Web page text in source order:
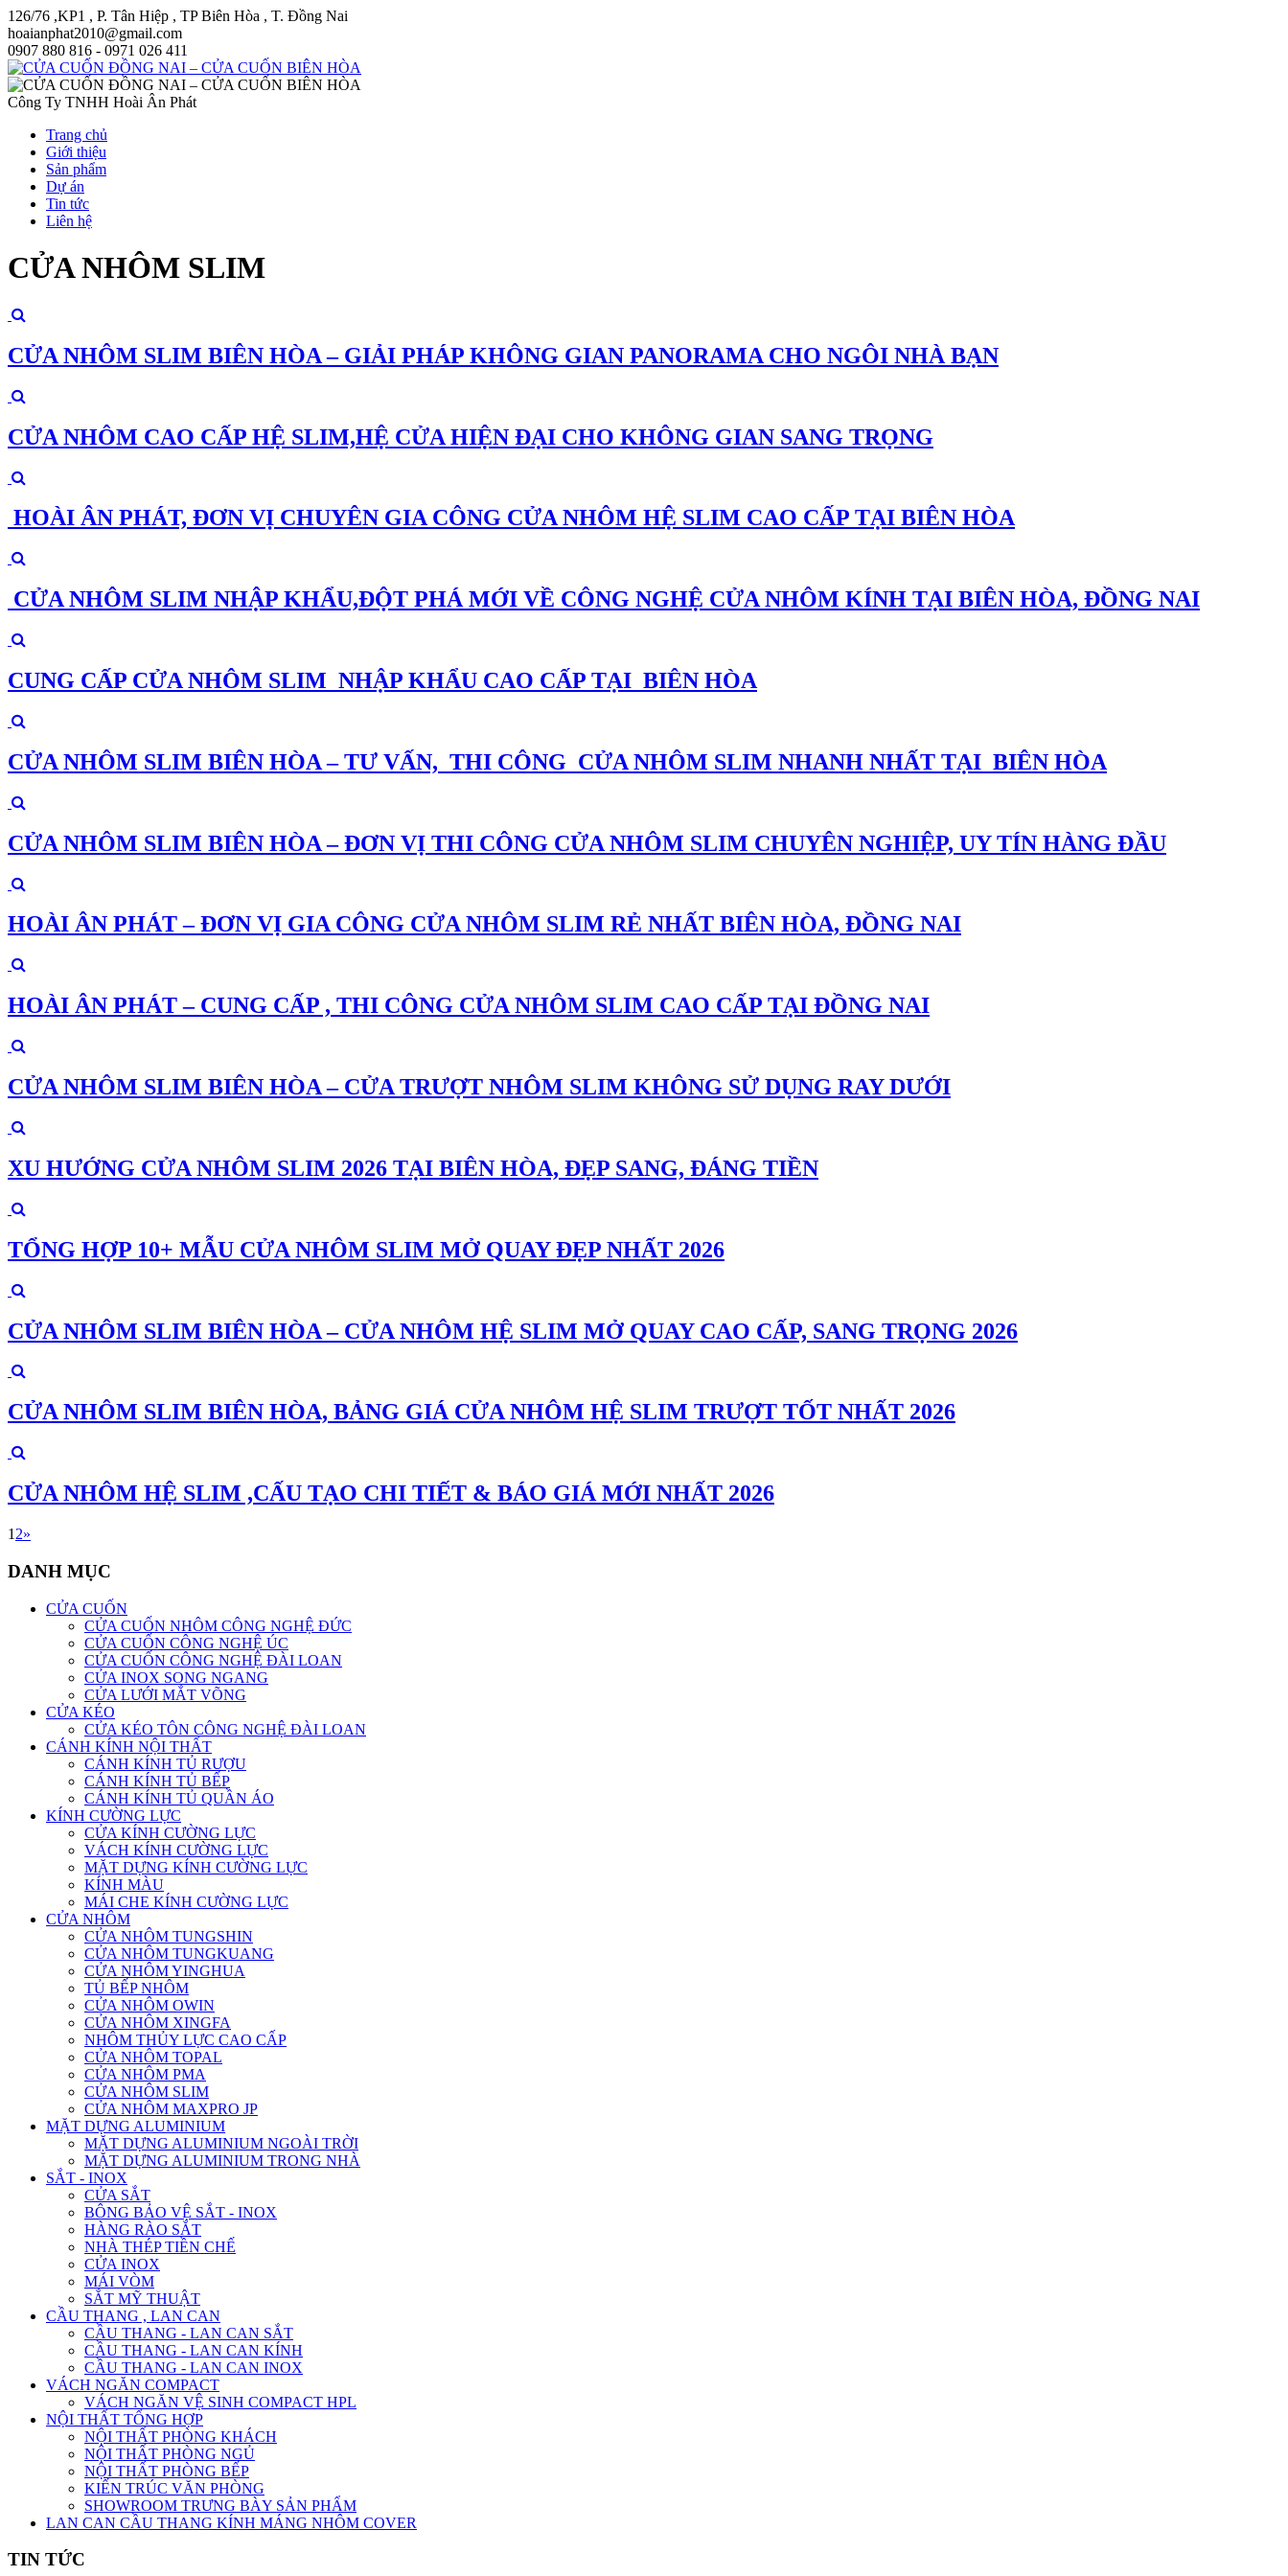
126/76 ,KP1 , P. Tân Hiệp , TP Biên Hòa , T. Đồng Nai
hoaianphat2010@gmail.com
0907 880 816 - 0971 026 411
Công Ty TNHH Hoài Ân Phát
Trang chủ
Giới thiệu
Sản phẩm
Dự án
Tin tức
Liên hệ
CỬA NHÔM SLIM
CỬA NHÔM SLIM BIÊN HÒA – GIẢI PHÁP KHÔNG GIAN PANORAMA CHO NGÔI NHÀ BẠN
CỬA NHÔM CAO CẤP HỆ SLIM,HỆ CỬA HIỆN ĐẠI CHO KHÔNG GIAN SANG TRỌNG
HOÀI ÂN PHÁT, ĐƠN VỊ CHUYÊN GIA CÔNG CỬA NHÔM HỆ SLIM CAO CẤP TẠI BIÊN HÒA
CỬA NHÔM SLIM NHẬP KHẨU,ĐỘT PHÁ MỚI VỀ CÔNG NGHỆ CỬA NHÔM KÍNH TẠI BIÊN HÒA, ĐỒNG NAI
CUNG CẤP CỬA NHÔM SLIM NHẬP KHẨU CAO CẤP TẠI BIÊN HÒA
CỬA NHÔM SLIM BIÊN HÒA – TƯ VẤN, THI CÔNG CỬA NHÔM SLIM NHANH NHẤT TẠI BIÊN HÒA
CỬA NHÔM SLIM BIÊN HÒA – ĐƠN VỊ THI CÔNG CỬA NHÔM SLIM CHUYÊN NGHIỆP, UY TÍN HÀNG ĐẦU
HOÀI ÂN PHÁT – ĐƠN VỊ GIA CÔNG CỬA NHÔM SLIM RẺ NHẤT BIÊN HÒA, ĐỒNG NAI
HOÀI ÂN PHÁT – CUNG CẤP , THI CÔNG CỬA NHÔM SLIM CAO CẤP TẠI ĐỒNG NAI
CỬA NHÔM SLIM BIÊN HÒA – CỬA TRƯỢT NHÔM SLIM KHÔNG SỬ DỤNG RAY DƯỚI
XU HƯỚNG CỬA NHÔM SLIM 2026 TẠI BIÊN HÒA, ĐẸP SANG, ĐÁNG TIỀN
TỔNG HỢP 10+ MẪU CỬA NHÔM SLIM MỞ QUAY ĐẸP NHẤT 2026
CỬA NHÔM SLIM BIÊN HÒA – CỬA NHÔM HỆ SLIM MỞ QUAY CAO CẤP, SANG TRỌNG 2026
CỬA NHÔM SLIM BIÊN HÒA, BẢNG GIÁ CỬA NHÔM HỆ SLIM TRƯỢT TỐT NHẤT 2026
CỬA NHÔM HỆ SLIM ,CẤU TẠO CHI TIẾT & BÁO GIÁ MỚI NHẤT 2026
1 2»
DANH MỤC
CỬA CUỐN
CỬA CUỐN NHÔM CÔNG NGHỆ ĐỨC
CỬA CUỐN CÔNG NGHỆ ÚC
CỬA CUỐN CÔNG NGHỆ ĐÀI LOAN
CỬA INOX SONG NGANG
CỬA LƯỚI MẮT VÕNG
CỬA KÉO
CỬA KÉO TÔN CÔNG NGHỆ ĐÀI LOAN
CÁNH KÍNH NỘI THẤT
CÁNH KÍNH TỦ RƯỢU
CÁNH KÍNH TỦ BẾP
CÁNH KÍNH TỦ QUẦN ÁO
KÍNH CƯỜNG LỰC
CỬA KÍNH CƯỜNG LỰC
VÁCH KÍNH CƯỜNG LỰC
MẶT DỰNG KÍNH CƯỜNG LỰC
KÍNH MÀU
MÁI CHE KÍNH CƯỜNG LỰC
CỬA NHÔM
CỬA NHÔM TUNGSHIN
CỬA NHÔM TUNGKUANG
CỬA NHÔM YINGHUA
TỦ BẾP NHÔM
CỬA NHÔM OWIN
CỬA NHÔM XINGFA
NHÔM THỦY LỰC CAO CẤP
CỬA NHÔM TOPAL
CỬA NHÔM PMA
CỬA NHÔM SLIM
CỬA NHÔM MAXPRO JP
MẶT DỰNG ALUMINIUM
MẶT DỰNG ALUMINIUM NGOÀI TRỜI
MẶT DỰNG ALUMINIUM TRONG NHÀ
SẮT - INOX
CỬA SẮT
BÔNG BẢO VỆ SẮT - INOX
HÀNG RÀO SẮT
NHÀ THÉP TIỀN CHẾ
CỬA INOX
MÁI VÒM
SẮT MỸ THUẬT
CẦU THANG , LAN CAN
CẦU THANG - LAN CAN SẮT
CẦU THANG - LAN CAN KÍNH
CẦU THANG - LAN CAN INOX
VÁCH NGĂN COMPACT
VÁCH NGĂN VỆ SINH COMPACT HPL
NỘI THẤT TỔNG HỢP
NỘI THẤT PHÒNG KHÁCH
NỘI THẤT PHÒNG NGỦ
NỘI THẤT PHÒNG BẾP
KIẾN TRÚC VĂN PHÒNG
SHOWROOM TRƯNG BÀY SẢN PHẨM
LAN CAN CẦU THANG KÍNH MÁNG NHÔM COVER
TIN TỨC